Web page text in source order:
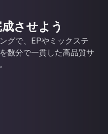
させよう
グで、EPやミックステ
数分で一貫した高品質サ